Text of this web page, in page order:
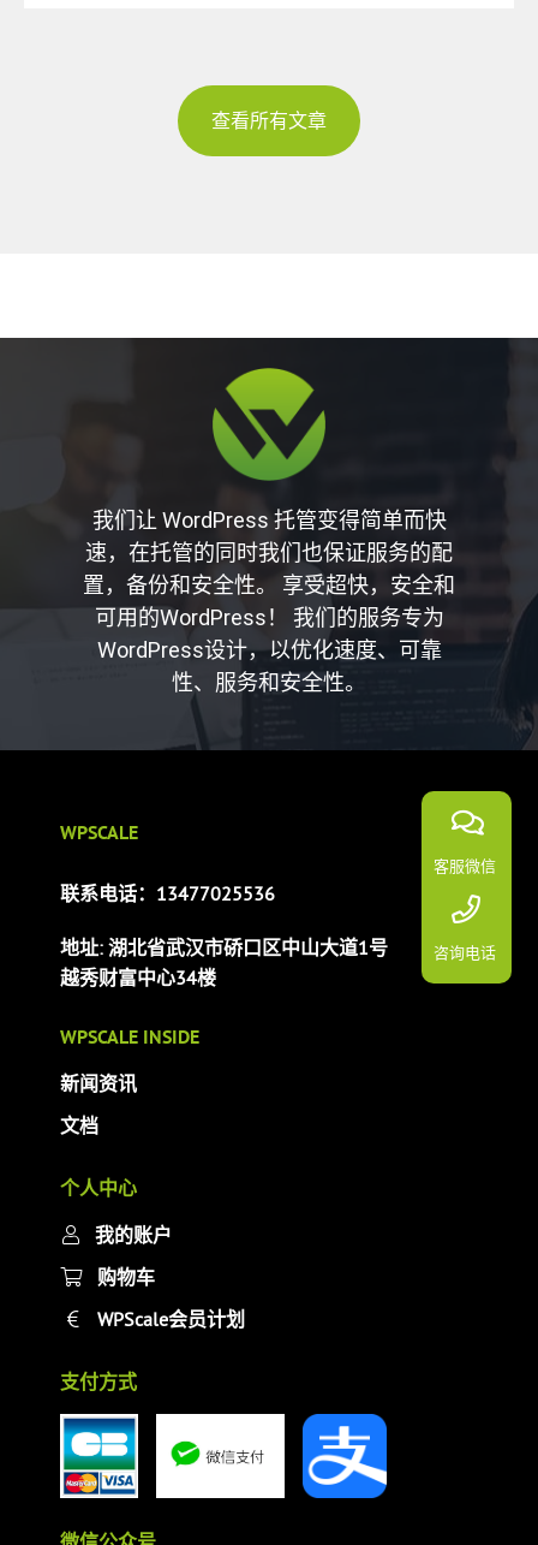
客服微信
咨询电话
查看所有文章
我们让 WordPress 托管变得简单而快
速，在托管的同时我们也保证服务的配
置，备份和安全性。 享受超快，安全和
可用的WordPress！ 我们的服务专为
WordPress设计，以优化速度、可靠
性、服务和安全性。
WPSCALE
联系电话：13477025536
地址: 湖北省武汉市硚口区中山大道1号
越秀财富中心34楼
WPSCALE INSIDE
新闻资讯
文档
个人中心
我的账户
购物车
WPScale会员计划
支付方式